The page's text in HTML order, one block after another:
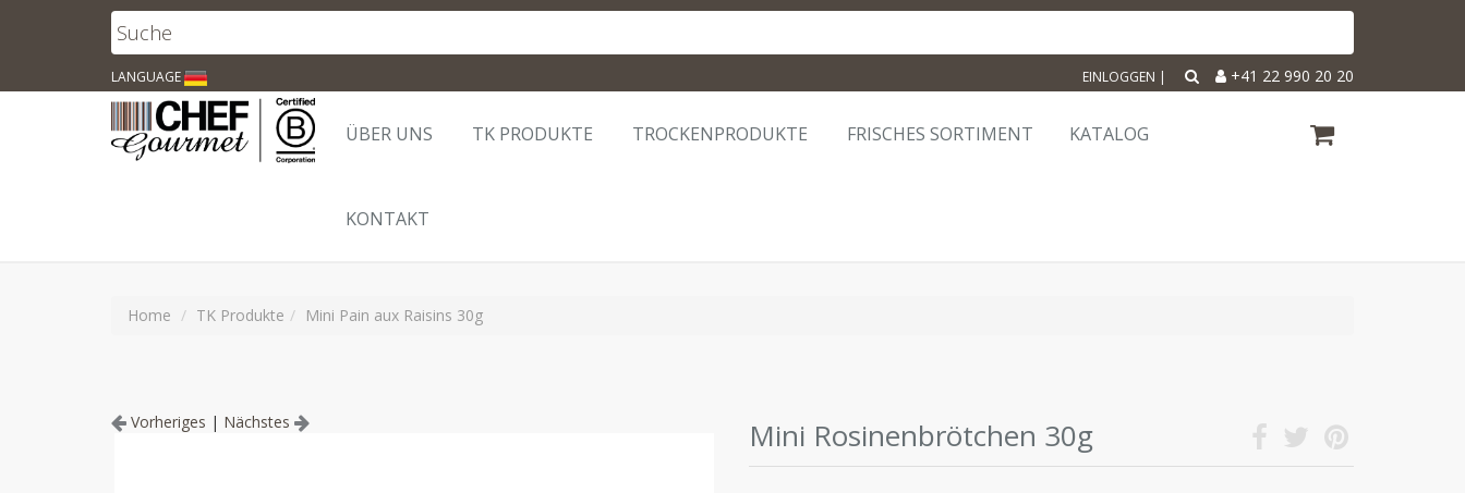
LANGUAGE +41 22 990 20 20
EINLOGGEN |
ÜBER UNS TK PRODUKTE TROCKENPRODUKTE FRISCHES SORTIMENT KATALOG
KONTAKT
Home TK Produkte Mini Pain aux Raisins 30g
Vorheriges | Nächstes Mini Rosinenbrötchen 30g